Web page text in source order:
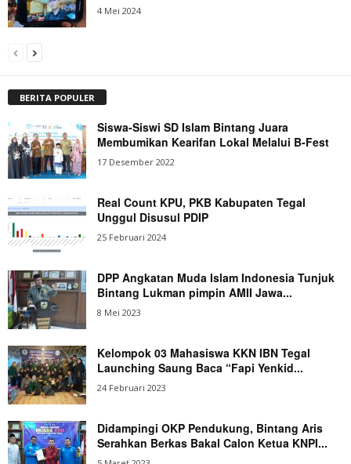
4 Mei 2024
BERITA POPULER
Siswa-Siswi SD Islam Bintang Juara
Membumikan Kearifan Lokal Melalui B-Fest
17 Desember 2022
Real Count KPU, PKB Kabupaten Tegal
Unggul Disusul PDIP
25 Februari 2024
DPP Angkatan Muda Islam Indonesia Tunjuk
Bintang Lukman pimpin AMII Jawa...
8 Mei 2023
Kelompok 03 Mahasiswa KKN IBN Tegal
Launching Saung Baca “Fapi Yenkid...
24 Februari 2023
Didampingi OKP Pendukung, Bintang Aris
Serahkan Berkas Bakal Calon Ketua KNPI...